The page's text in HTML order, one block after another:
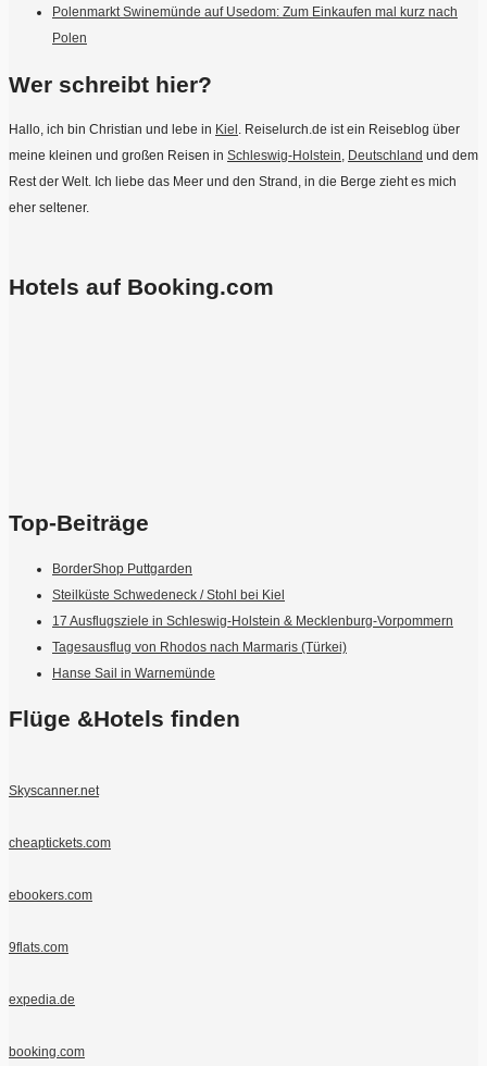
Polenmarkt Swinemünde auf Usedom: Zum Einkaufen mal kurz nach
Polen
Wer schreibt hier?
Hallo, ich bin Christian und lebe in Kiel . Reiselurch.de ist ein Reiseblog über
meine kleinen und großen Reisen in Schleswig-Holstein, Deutschland und dem
Rest der Welt. Ich liebe das Meer und den Strand, in die Berge zieht es mich
eher seltener.
Hotels auf Booking.com
Top-Beiträge
BorderShop Puttgarden
Steilküste Schwedeneck / Stohl bei Kiel
17 Ausflugsziele in Schleswig-Holstein & Mecklenburg-Vorpommern
Tagesausflug von Rhodos nach Marmaris (Türkei)
Hanse Sail in Warnemünde
Flüge &Hotels finden
Skyscanner.net
cheaptickets.com
ebookers.com
9flats.com
expedia.de
booking.com